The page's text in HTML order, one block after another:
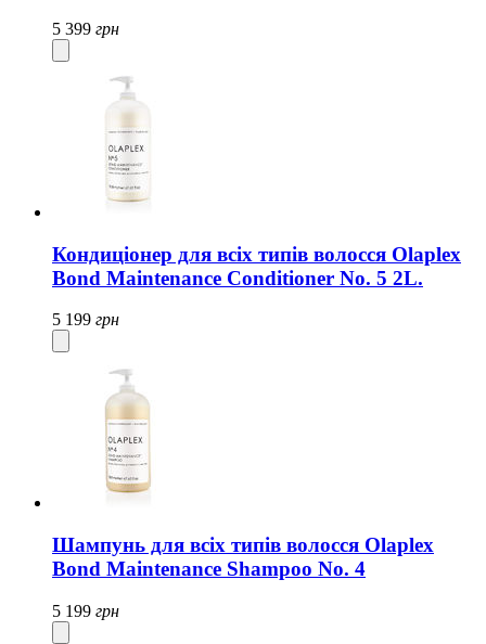
5 399 грн
Кондиціонер для всіх типів волосся Olaplex
Bond Maintenance Conditioner No. 5 2L.
5 199 грн
Шампунь для всіх типів волосся Olaplex
Bond Maintenance Shampoo No. 4
5 199 грн